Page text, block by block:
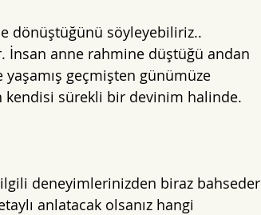
dönüştüğünü söyleyebiliriz..
İnsan anne rahmine düştüğü andan
geçmişten günümüze
kendisi sürekli bir devinim halinde.
deneyimlerinizden biraz bahseder
anlatacak olsanız hangi